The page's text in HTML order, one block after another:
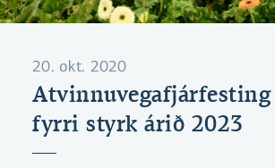
20. okt. 2020
fyrri styrk árið 2023